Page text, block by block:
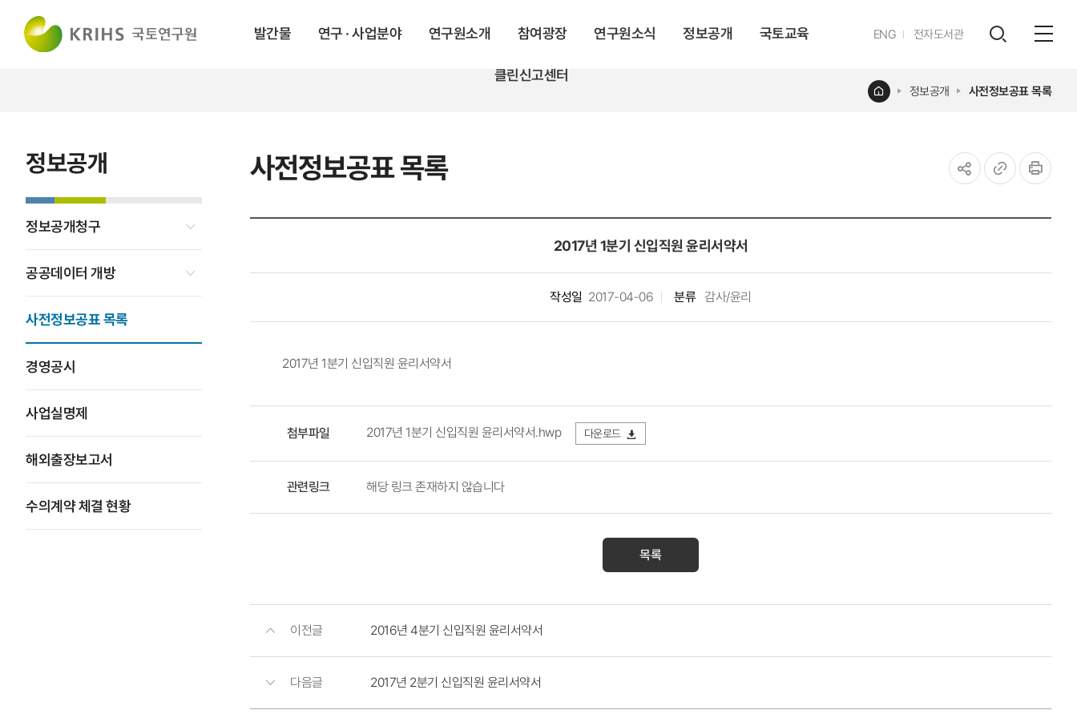
발간물 연구 · 사업분야 연구원소개 참여광장 연구원소식 정보공개 국토교육
클린신고센터
ENG영문전자도서관
레이어
사전정보공표 목록
홈 정보공개 사전정보공표 목록
정보공개
정보공개청구
공공데이터 개방
사전정보공표 목록
경영공시
사업실명제
해외출장보고서
수의계약 체결 현황
​2017년 1분기 신입직원 윤리서약서​
작성일 2017-04-06 분류 감사/윤리
​2017년 1분기 신입직원 윤리서약서​
첨부파일 2017년 1분기 신입직원 윤리서약서.hwp 다운로드
관련링크 해당 링크 존재하지 않습니다
목록
이전글 2016년 4분기 신입직원 윤리서약서
다음글 ​2017년 2분기 신입직원 윤리서약서​